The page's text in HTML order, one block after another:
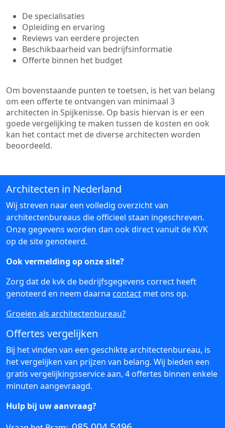
De specialisaties
Opleiding en ervaring
Reviews van eerdere projecten
Beschikbaarheid van bedrijfsinformatie
Offerte binnen het budget
Om bovenstaande punten te toetsen, is het van belang
om een offerte te ontvangen van minimaal 3
architecten in Spijkenisse. Op basis hiervan is er een
goede vergelijking te maken tussen de kosten en ook
kan het contact met de diverse architecten worden
beoordeeld.
Architecten in Nederland
Wij streven naar een volledig overzicht van
architectenbureaus die officieel staan ingeschreven.
Onze gegevens worden dan ook direct vanuit de KVK
op de site genoteerd.
Ook vermelding op onze site?
Zorg dat de kvk de bedrijfsgegevens correct heeft
genoteerd en neem daarna contact met ons op.
Groeien als architectenbureau?
Offertes vergelijken
Bij het vinden van een geschikte architectenbureau, is
het vergelijken van prijzen van belang. Wij bieden een
gratis vergelijkingsservice aan, 4 offertes binnen enkele
minuten aangevraagd.
Hulp bij uw aanvraag?